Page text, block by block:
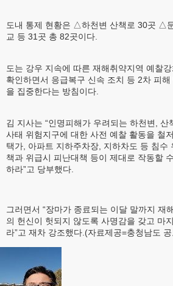
도내 통제 현황은 △하천변 산책로 30곳 △
교 등 31곳 총 82곳이다.
도는 강우 지속에 따른 재해취약지역 예찰
확인하면서 응급복구 신속 조치 등 2차 피
을 집중한다는 방침이다.
김 지사는 “인명피해가 우려되는 하천변,
사태 위험지구에 대한 사전 예찰 활동을 철
택가, 아파트 지하주차장, 지하차도 등 침수
책과 위급시 피난대책 등이 제대로 작동할
하라”고 당부했다.
그러면서 “장마가 종료되는 이달 말까지 재
의 헌신이 헛되지 않도록 사명감을 갖고 마
라”고 재차 강조했다.(자료제공=충청남도